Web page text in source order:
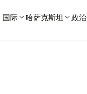
国际 哈萨克斯坦 政治